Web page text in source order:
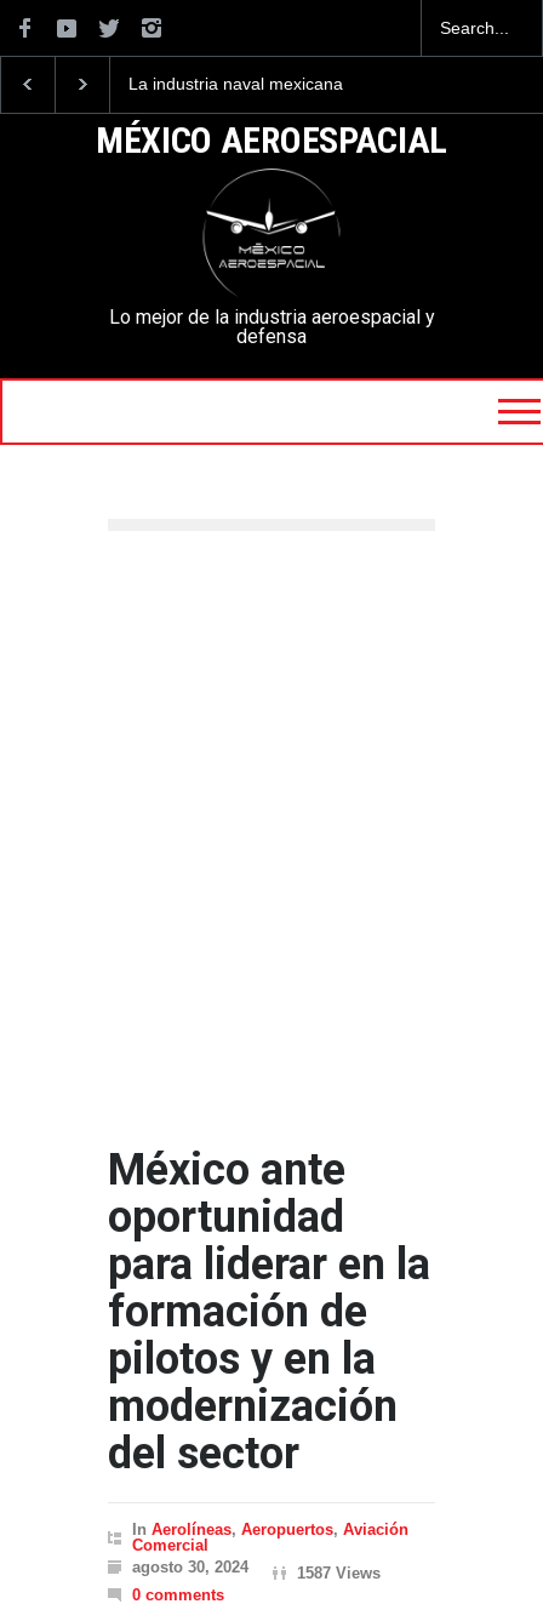
La industria naval mexicana
la Armada de México
mexicanos cuesta 2.9
millones de dólares
MÉXICO AEROESPACIAL
Lo mejor de la industria aeroespacial y
defensa
México ante
oportunidad
para liderar en la
formación de
pilotos y en la
modernización
del sector
In Aerolíneas, Aeropuertos, Aviación
Comercial
agosto 30, 2024
1587 Views
0 comments